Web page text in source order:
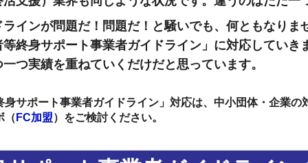
インが問題だ！問題だ！と騒いでも、何ともなりま
終身サポート事業者ガイドライン」に対応していき
つ実績を重ねていくだけだと思っています。
サポート事業者ガイドライン」対応は、中小団体・企業の
（ FC加盟）をご検討ください。